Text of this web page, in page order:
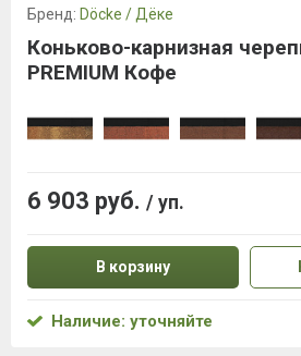
Бренд: Döcke / Дёке
Коньково-карнизная
PREMIUM Кофе
6 903 руб. / уп.
В корзину
Наличие: уточняйте